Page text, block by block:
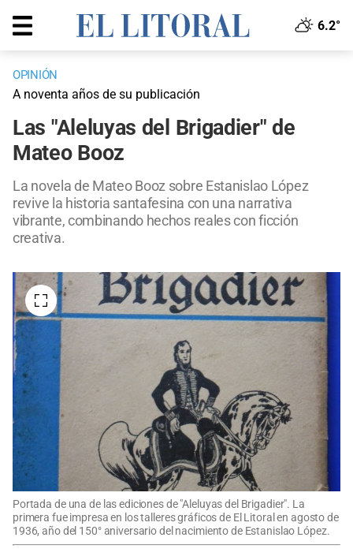
6.2°
OPINIÓN
A noventa años de su publicación
Las "Aleluyas del Brigadier" de
Mateo Booz
La novela de Mateo Booz sobre Estanislao López
revive la historia santafesina con una narrativa
vibrante, combinando hechos reales con ficción
creativa.
Portada de una de las ediciones de "Aleluyas del Brigadier". La
primera fue impresa en los talleres gráficos de El Litoral en agosto de
1936, año del 150° aniversario del nacimiento de Estanislao López.